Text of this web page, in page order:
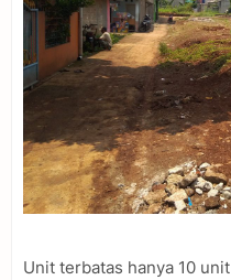
Unit terbatas hanya 10 unit